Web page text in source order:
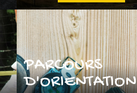
PARCOURS
D'ORIENTATION